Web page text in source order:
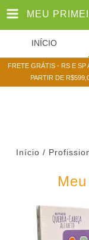
MEU
INÍCIO
FRETE GRÁTIS - RS E SP
PARTIR DE
Início /